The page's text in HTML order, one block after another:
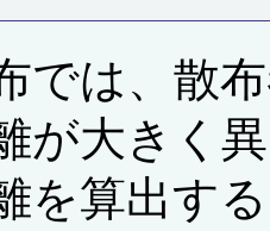
では、散
が大きく
を算出す